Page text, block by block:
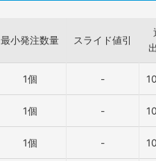
最小発注数量 スライド値引
1個 -
1個 -
1個 -